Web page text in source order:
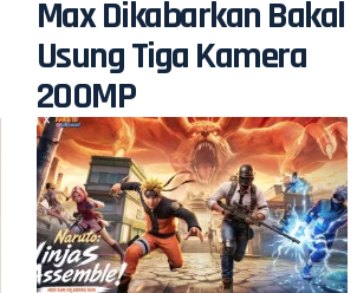
Max Dikabarkan Bakal
Usung Tiga Kamera
200MP